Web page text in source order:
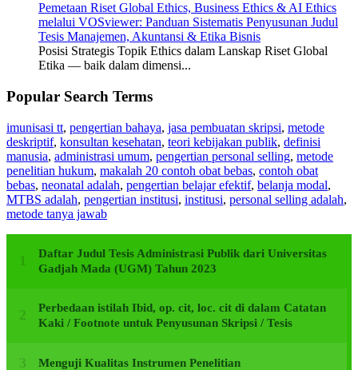
Pemetaan Riset Global Ethics, Business Ethics & AI Ethics
melalui VOSviewer: Panduan Sistematis Penyusunan Judul
Tesis Manajemen, Akuntansi & Etika Bisnis
Posisi Strategis Topik Ethics dalam Lanskap Riset Global
Etika — baik dalam dimensi...
Popular Search Terms
imunisasi tt, pengertian bahaya, jasa pembuatan skripsi, metode
deskriptif, konsultan kesehatan, teori kebijakan publik, definisi
manusia, administrasi umum, pengertian personal selling, metode
penelitian hukum, makalah 20 contoh obat bebas, contoh obat
bebas, neonatal adalah, pengertian belajar efektif, belanja modal,
MTBS adalah, pengertian institusi, institusi, personal selling adalah,
metode tanya jawab
Daftar Judul Tesis Administrasi Publik dari Universitas
Gadjah Mada (UGM) Tahun 2023
Perbedaan istilah Ibid, op. cit, loc. cit di dalam Catatan
Kaki / Footnote untuk Penyusunan Skripsi / Tesis
Menguji Kualitas Instrumen Penelitian